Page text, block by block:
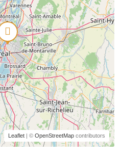
Leaflet | © OpenStreetMap contributors